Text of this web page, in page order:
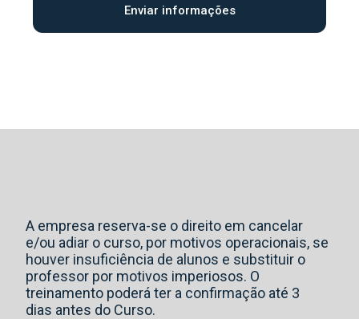
Enviar informações
A empresa reserva-se o direito em cancelar
e/ou adiar o curso, por motivos operacionais, se
houver insuficiência de alunos e substituir o
professor por motivos imperiosos. O
treinamento poderá ter a confirmação até 3
dias antes do Curso.